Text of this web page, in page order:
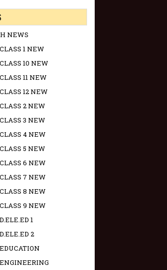
NEWS
1 NEW
10 NEW
11 NEW
12 NEW
2 NEW
3 NEW
4 NEW
5 NEW
6 NEW
7 NEW
8 NEW
9 NEW
1
2